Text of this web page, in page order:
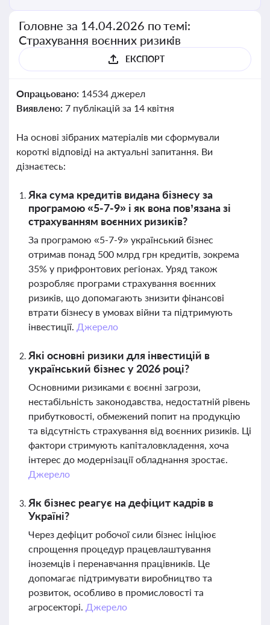
Головне за 14.04.2026 по темі:
Страхування воєнних ризиків
ЕКСПОРТ
Опрацьовано: 14534 джерел
Виявлено: 7 публікацій за 14 квітня
На основі зібраних матеріалів ми сформували
короткі відповіді на актуальні запитання. Ви
дізнаєтесь:
Яка сума кредитів видана бізнесу за
програмою «5-7-9» і як вона пов’язана зі
страхуванням воєнних ризиків?
За програмою «5-7-9» український бізнес
отримав понад 500 млрд грн кредитів, зокрема
35% у прифронтових регіонах. Уряд також
розробляє програми страхування воєнних
ризиків, що допомагають знизити фінансові
втрати бізнесу в умовах війни та підтримують
інвестиції. Джерело
Які основні ризики для інвестицій в
український бізнес у 2026 році?
Основними ризиками є воєнні загрози,
нестабільність законодавства, недостатній рівень
прибутковості, обмежений попит на продукцію
та відсутність страхування від воєнних ризиків. Ці
фактори стримують капіталовкладення, хоча
інтерес до модернізації обладнання зростає.
Джерело
Як бізнес реагує на дефіцит кадрів в
Україні?
Через дефіцит робочої сили бізнес ініціює
спрощення процедур працевлаштування
іноземців і перенавчання працівників. Це
допомагає підтримувати виробництво та
розвиток, особливо в промисловості та
агросекторі. Джерело